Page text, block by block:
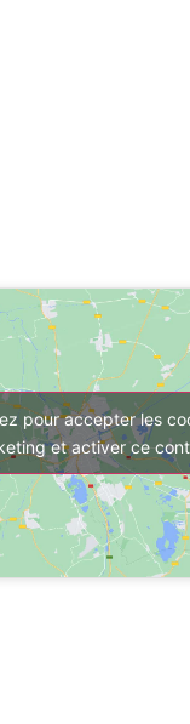
pour accepter les
et activer ce